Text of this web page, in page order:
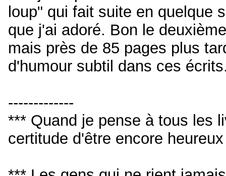
loup" qui fait suite en quelque
que j'ai adoré. Bon le
mais près de 85 pages plus
d'humour subtil dans ces
-------------
*** Quand je pense à tous les
certitude d'être encore